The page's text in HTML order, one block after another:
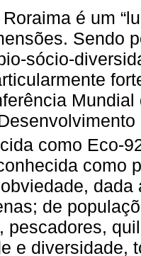
é um
Sendo
sócio-
como Eco-
como
de
pescadores,
e diversidade,